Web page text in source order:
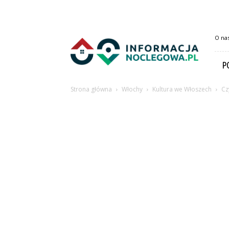
O
Strona główna Włochy Kultura we Włoszech